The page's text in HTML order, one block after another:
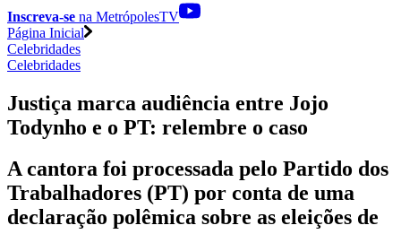
Inscreva-se na MetrópolesTV
Página Inicial
Celebridades
Celebridades
Justiça marca audiência entre Jojo
Todynho e o PT: relembre o caso
A cantora foi processada pelo Partido dos
Trabalhadores (PT) por conta de uma
declaração polêmica sobre as eleições de